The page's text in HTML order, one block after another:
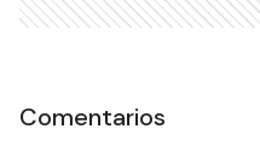
Comentarios